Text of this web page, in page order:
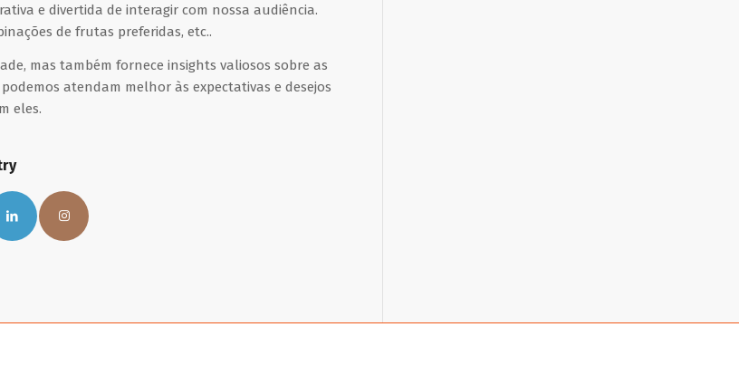
e divertida de interagir com nossa audiência.
de frutas preferidas, etc..
mas também fornece insights valiosos sobre as
atendam melhor às expectativas e desejos
eles.